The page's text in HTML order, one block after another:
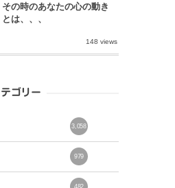
その時のあなたの心の動き
とは、、、
148 views
ゴリー
3,058
979
482